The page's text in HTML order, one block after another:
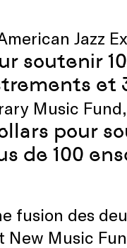
Jazz
soutenir
et
Music
pour
de 100
fusion des
New Music